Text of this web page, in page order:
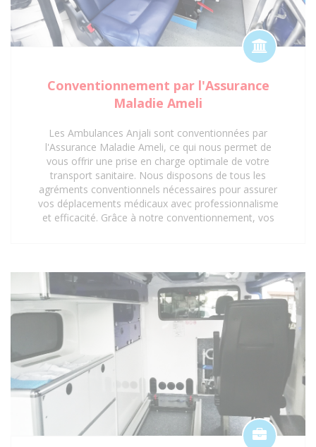
Conventionnement par l'Assurance
Maladie Ameli
Les Ambulances Anjali sont conventionnées par
l'Assurance Maladie Ameli, ce qui nous permet de
vous offrir une prise en charge optimale de votre
transport sanitaire. Nous disposons de tous les
agréments conventionnels nécessaires pour assurer
vos déplacements médicaux avec professionnalisme
et efficacité. Grâce à notre conventionnement, vos
supplémentaire. Faites confiance aux Ambulances
Anjali pour un service de transport sanitaire
conventionné et de qualité à Saint-Denis 93 et ses
environs.